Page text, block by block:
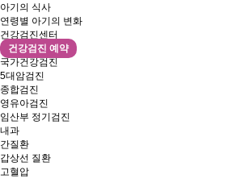
아기의 식사
연령별 아기의 변화
건강검진센터
건강검진 예약
국가건강검진
5대암검진
종합검진
영유아검진
임산부 정기검진
내과
간질환
갑상선 질환
고혈압